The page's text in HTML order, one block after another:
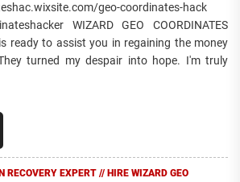
geo-coordinates-hack
WIZARD GEO COORDINATES
is ready to assist you in regaining the money
turned my despair into hope. I'm truly
RECOVERY EXPERT // HIRE WIZARD GEO